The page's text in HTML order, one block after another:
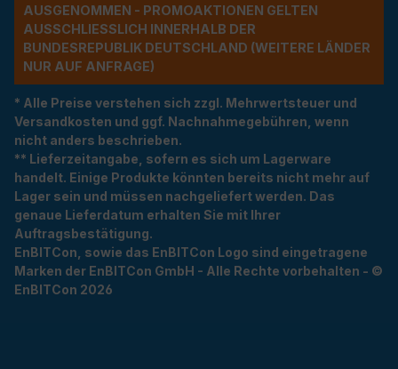
USGENOMMEN - PROMOAKTIONEN GELTEN A
USSCHLIESSLICH INNERHALB DER BU
NDESREPUBLIK DEUTSCHLAND (WEITERE LÄNDER NU
R AUF ANFRAGE)
* Alle Preise verstehen sich zzgl. Mehrwertsteuer und
Versandkosten und ggf. Nachnahmegebühren, wenn
nicht anders beschrieben.
** Lieferzeitangabe, sofern es sich um Lagerware
handelt. Einige Produkte könnten bereits nicht mehr auf
Lager sein und müssen nachgeliefert werden. Das
genaue Lieferdatum erhalten Sie mit Ihrer
Auftragsbestätigung.
EnBITCon, sowie das EnBITCon Logo sind eingetragene
Marken der EnBITCon GmbH - Alle Rechte vorbehalten - ©
EnBITCon 2026